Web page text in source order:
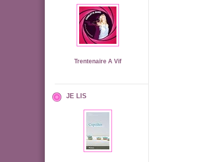
Trentenaire A Vif
JE LIS